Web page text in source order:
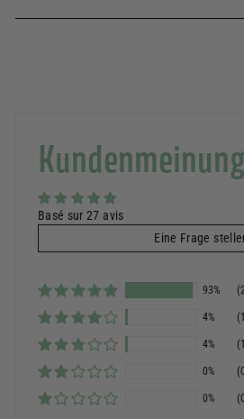
Basé sur 27 avis
Eine Frage
93%
4%
4%
0%
0%